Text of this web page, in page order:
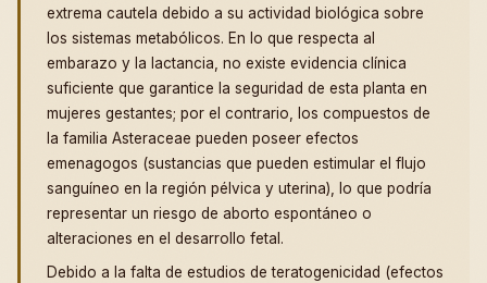
extrema cautela debido a su actividad biológica sobre
los sistemas metabólicos. En lo que respecta al
embarazo y la lactancia, no existe evidencia clínica
suficiente que garantice la seguridad de esta planta en
mujeres gestantes; por el contrario, los compuestos de
la familia Asteraceae pueden poseer efectos
emenagogos (sustancias que pueden estimular el flujo
sanguíneo en la región pélvica y uterina), lo que podría
representar un riesgo de aborto espontáneo o
alteraciones en el desarrollo fetal.
Debido a la falta de estudios de teratogenicidad (efectos